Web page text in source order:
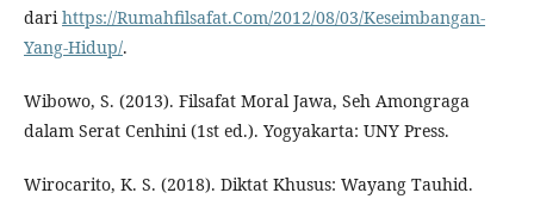
darihttps://Rumahfilsafat.Com/2012/08/03/Keseimbangan-
Yang-Hidup/.
Wibowo, S. (2013). Filsafat Moral Jawa, Seh Amongraga
dalam Serat Cenhini (1st ed.). Yogyakarta: UNY Press.
Wirocarito, K. S. (2018). Diktat Khusus: Wayang Tauhid.